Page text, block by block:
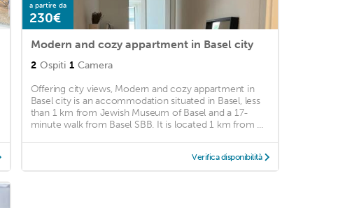
a partire da
230€
Modern and cozy appartment in Basel city
2 Ospiti 1 Camera
Offering city views, Modern and cozy appartment in
Basel city is an accommodation situated in Basel, less
than 1 km from Jewish Museum of Basel and a 17-
minute walk from Basel SBB. It is located 1 km from ...
Verifica disponibilità